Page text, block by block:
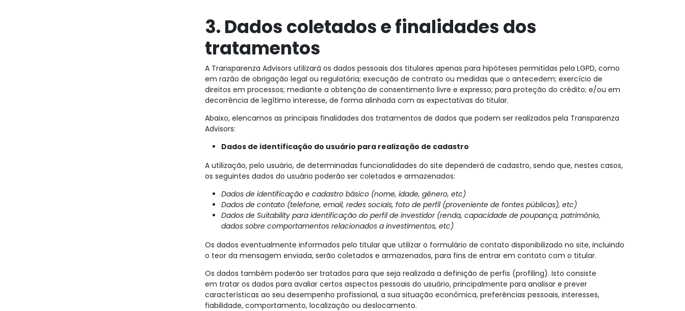
3. Dados coletados e finalidades dos
tratamentos
A Transparenza Advisors utilizará os dados pessoais dos titulares apenas para hipóteses permitidas pela LGPD, como
em razão de obrigação legal ou regulatória; execução de contrato ou medidas que o antecedem; exercício de
direitos em processos; mediante a obtenção de consentimento livre e expresso; para proteção do crédito; e/ou em
decorrência de legítimo interesse, de forma alinhada com as expectativas do titular.
Abaixo, elencamos as principais finalidades dos tratamentos de dados que podem ser realizados pela Transparenza
Advisors:
Dados de identificação do usuário para realização de cadastro
A utilização, pelo usuário, de determinadas funcionalidades do site dependerá de cadastro, sendo que, nestes casos,
os seguintes dados do usuário poderão ser coletados e armazenados:
Dados de identificação e cadastro básico (nome, idade, gênero, etc)
Dados de contato (telefone, email, redes sociais, foto de perfíl (proveniente de fontes públicas), etc)
Dados de Suitability para identificação do perfil de investidor (renda, capacidade de poupança, patrimônio,
dados sobre comportamentos relacionados a investimentos, etc)
Os dados eventualmente informados pelo titular que utilizar o formulário de contato disponibilizado no site, incluindo
o teor da mensagem enviada, serão coletados e armazenados, para fins de entrar em contato com o titular.
Os dados também poderão ser tratados para que seja realizada a definição de perfis (profiling). Isto consiste
em tratar os dados para avaliar certos aspectos pessoais do usuário, principalmente para analisar e prever
características ao seu desempenho profissional, a sua situação econômica, preferências pessoais, interesses,
fiabilidade, comportamento, localização ou deslocamento.